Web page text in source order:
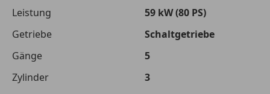
Leistung
59 kW (80 PS)
Getriebe
Schaltgetriebe
Gänge
5
Zylinder
3